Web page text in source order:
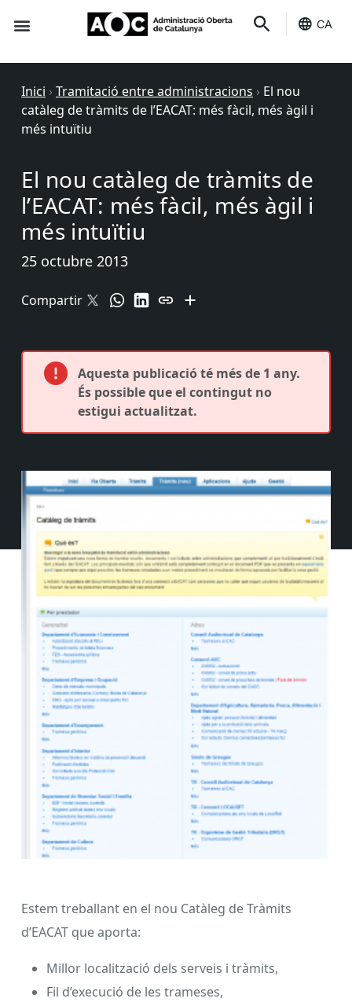
CA
Inici › Tramitació entre administracions › El nou
catàleg de tràmits de l’EACAT: més fàcil, més àgil i
més intuïtiu
El nou catàleg de tràmits de
l’EACAT: més fàcil, més àgil i
més intuïtiu
25 octubre 2013
Compartir
Aquesta publicació té més de 1 any.
És possible que el contingut no
estigui actualitzat.
Estem treballant en el nou Catàleg de Tràmits
d’EACAT que aporta:
Millor localització dels serveis i tràmits,
Fil d’execució de les trameses,